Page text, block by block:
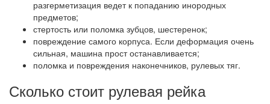
разгерметизация ведет к попаданию инородных
предметов;
стертость или поломка зубцов, шестеренок;
повреждение самого корпуса. Если деформация очень
сильная, машина прост останавливается;
поломка и повреждения наконечников, рулевых тяг.
Сколько стоит рулевая рейка